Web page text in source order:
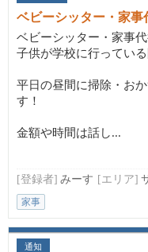
ベビーシッター・家事
ベビーシッター・家事代
子供が学校に行ってい
平日の昼間に掃除・お
す！
金額や時間は話し...
[登録者] みーす [エリア]
家事
通知